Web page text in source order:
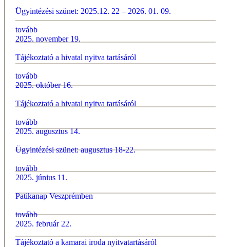
Ügyintézési szünet: 2025.12. 22 – 2026. 01. 09.
tovább
2025. november 19.
Tájékoztató a hivatal nyitva tartásáról
tovább
2025. október 16.
Tájékoztató a hivatal nyitva tartásáról
tovább
2025. augusztus 14.
Ügyintézési szünet: augusztus 18-22.
tovább
2025. június 11.
Patikanap Veszprémben
tovább
2025. február 22.
Tájékoztató a kamarai iroda nyitvatartásáról